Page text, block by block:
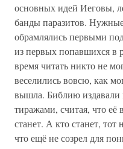
основных идей Иеговы,
банды паразитов.
обрамлялись первыми
из первых попавшихся в
время читать никто не
веселились вовсю, как
вышла. Библию издавали
тиражами, считая, что её
станет. А кто станет,
что ещё не созрел для